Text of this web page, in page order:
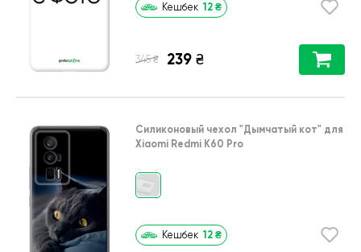
Кешбек 12 ₴
345 ₴ 239 ₴
Силиконовый чехол "Дымчатый кот" для
Xiaomi Redmi K60 Pro
Кешбек 12 ₴